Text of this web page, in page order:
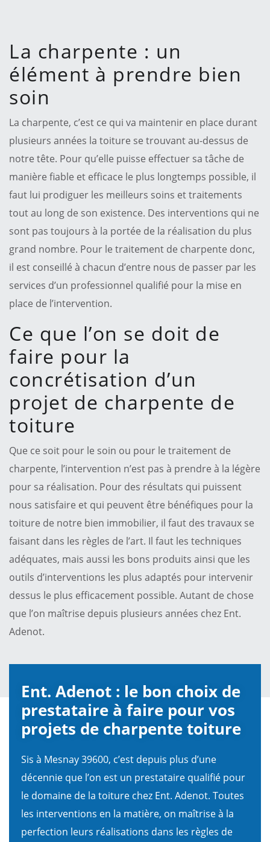
La charpente : un
élément à prendre bien
soin
La charpente, c’est ce qui va maintenir en place durant
plusieurs années la toiture se trouvant au-dessus de
notre tête. Pour qu’elle puisse effectuer sa tâche de
manière fiable et efficace le plus longtemps possible, il
faut lui prodiguer les meilleurs soins et traitements
tout au long de son existence. Des interventions qui ne
sont pas toujours à la portée de la réalisation du plus
grand nombre. Pour le traitement de charpente donc,
il est conseillé à chacun d’entre nous de passer par les
services d’un professionnel qualifié pour la mise en
place de l’intervention.
Ce que l’on se doit de
faire pour la
concrétisation d’un
projet de charpente de
toiture
Que ce soit pour le soin ou pour le traitement de
charpente, l’intervention n’est pas à prendre à la légère
pour sa réalisation. Pour des résultats qui puissent
nous satisfaire et qui peuvent être bénéfiques pour la
toiture de notre bien immobilier, il faut des travaux se
faisant dans les règles de l’art. Il faut les techniques
adéquates, mais aussi les bons produits ainsi que les
outils d’interventions les plus adaptés pour intervenir
dessus le plus efficacement possible. Autant de chose
que l’on maîtrise depuis plusieurs années chez Ent.
Adenot.
Ent. Adenot : le bon choix de
prestataire à faire pour vos
projets de charpente toiture
Sis à Mesnay 39600, c’est depuis plus d’une
décennie que l’on est un prestataire qualifié pour
le domaine de la toiture chez Ent. Adenot. Toutes
les interventions en la matière, on maîtrise à la
perfection leurs réalisations dans les règles de